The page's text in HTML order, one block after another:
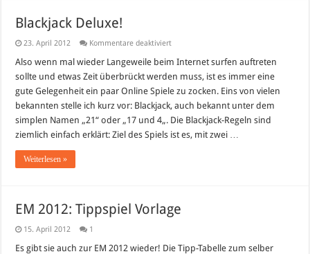
Blackjack Deluxe!
23. April 2012 Kommentare deaktiviertfür
Deluxe!
Also wenn mal wieder Langeweile beim Internet surfen auftreten
sollte und etwas Zeit überbrückt werden muss, ist es immer eine
gute Gelegenheit ein paar Online Spiele zu zocken. Eins von vielen
bekannten stelle ich kurz vor: Blackjack, auch bekannt unter dem
simplen Namen „21“ oder „17 und 4„. Die Blackjack-Regeln sind
ziemlich einfach erklärt: Ziel des Spiels ist es, mit zwei …
Weiterlesen »
EM 2012: Tippspiel Vorlage
15. April 2012 1
Es gibt sie auch zur EM 2012 wieder! Die Tipp-Tabelle zum selber